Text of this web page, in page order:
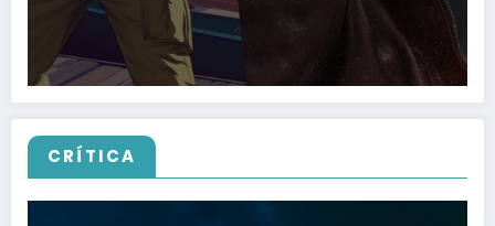
CRÍTICA